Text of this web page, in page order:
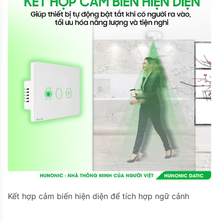
Kết hợp cảm biến hiện diện để tích hợp ngữ cảnh